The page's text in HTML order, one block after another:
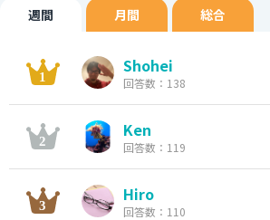
週間 月間 総合
Shohei
回答数：138
Ken
回答数：119
Hiro
回答数：110